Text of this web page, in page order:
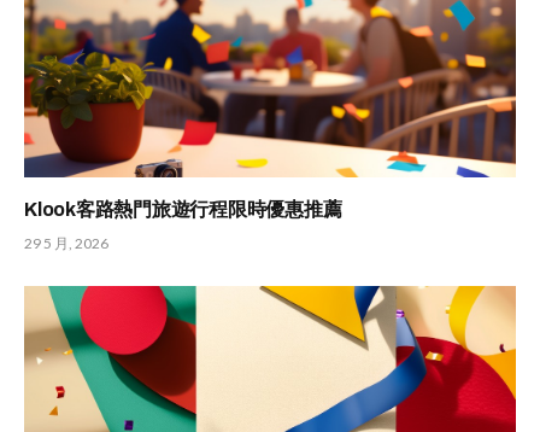
Klook客路熱門旅遊行程限時優惠推薦
29 5 月, 2026